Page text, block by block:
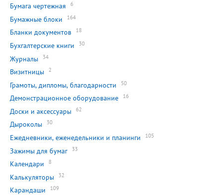
Бумага чертежная 6
Бумажные блоки 164
Бланки документов 18
Бухгалтерские книги 30
Журналы 34
Визитницы 2
Грамоты, дипломы, благодарности 50
Демонстрационное оборудование 16
Доски и аксессуары 62
Дыроколы 30
Ежедневники, еженедельники и планинги 105
Зажимы для бумаг 33
Календари 8
Калькуляторы 32
Карандаши 109